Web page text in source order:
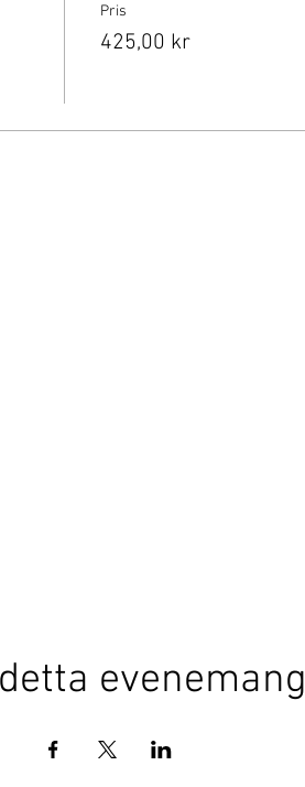
Pris
425,00 kr
evenemang